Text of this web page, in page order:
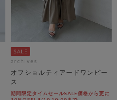
archives
オフショルティアードワンピー
ス
期間限定タイムセールSALE価格から更に